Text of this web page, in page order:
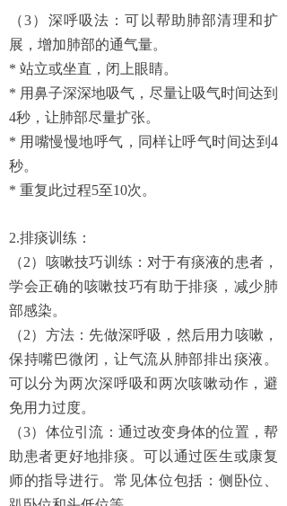
（3）深呼吸法：可以帮助肺部清理和扩
展，增加肺部的通气量。
* 站立或坐直，闭上眼睛。
* 用鼻子深深地吸气，尽量让吸气时间达到
4秒，让肺部尽量扩张。
* 用嘴慢慢地呼气，同样让呼气时间达到4
秒。
* 重复此过程5至10次。
2.排痰训练：
（2）咳嗽技巧训练：对于有痰液的患者，
学会正确的咳嗽技巧有助于排痰，减少肺
部感染。
（2）方法：先做深呼吸，然后用力咳嗽，
保持嘴巴微闭，让气流从肺部排出痰液。
可以分为两次深呼吸和两次咳嗽动作，避
免用力过度。
（3）体位引流：通过改变身体的位置，帮
助患者更好地排痰。可以通过医生或康复
师的指导进行。常见体位包括：侧卧位、